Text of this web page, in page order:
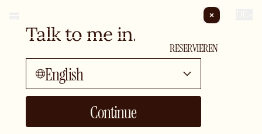
Talk to me in...
English
Continue
RESERVIEREN